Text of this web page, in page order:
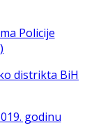
Policije
distrikta BiH
godinu